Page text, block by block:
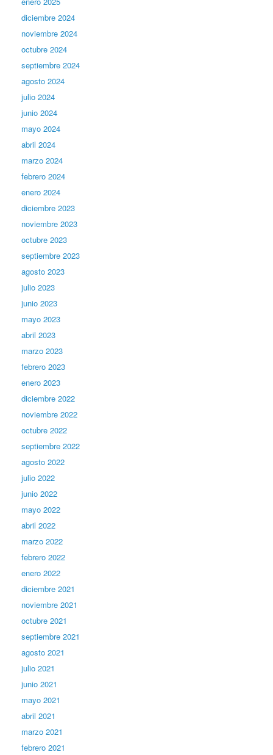
diciembre 2024
noviembre 2024
octubre 2024
septiembre 2024
agosto 2024
julio 2024
junio 2024
mayo 2024
abril 2024
marzo 2024
febrero 2024
enero 2024
diciembre 2023
noviembre 2023
octubre 2023
septiembre 2023
agosto 2023
julio 2023
junio 2023
mayo 2023
abril 2023
marzo 2023
febrero 2023
enero 2023
diciembre 2022
noviembre 2022
octubre 2022
septiembre 2022
agosto 2022
julio 2022
junio 2022
mayo 2022
abril 2022
marzo 2022
febrero 2022
enero 2022
diciembre 2021
noviembre 2021
octubre 2021
septiembre 2021
agosto 2021
julio 2021
junio 2021
mayo 2021
abril 2021
marzo 2021
febrero 2021